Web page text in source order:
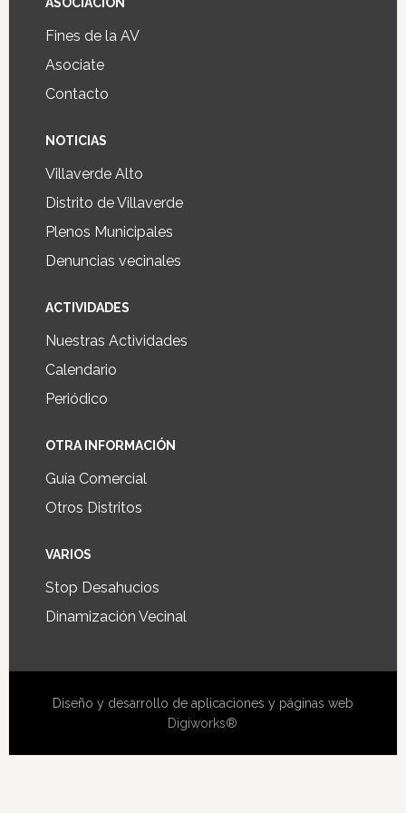
Fines de la AV
Asociate
Contacto
NOTICIAS
Villaverde Alto
Distrito de Villaverde
Plenos Municipales
Denuncias vecinales
ACTIVIDADES
Nuestras Actividades
Calendario
Periódico
OTRA INFORMACIÓN
Guía Comercial
Otros Distritos
VARIOS
Stop Desahucios
Dinamización Vecinal
Diseño y desarrollo de aplicaciones y páginas web
Digiworks®